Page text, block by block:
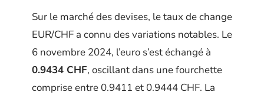
Sur le marché des devises, le taux de change
EUR/CHF a connu des variations notables. Le
6 novembre 2024, l’euro s’est échangé à
0.9434 CHF, oscillant dans une fourchette
comprise entre 0.9411 et 0.9444 CHF. La